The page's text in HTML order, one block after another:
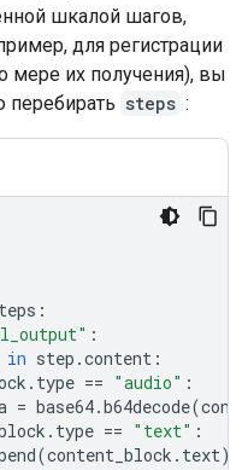
шкалой шагов,
для регистрации
мере их получения), вы
перебирать steps :
:
:
in step .content :
. type == "audio" :
= base64.b64decode(
. type == "text" :
(content_block . text)